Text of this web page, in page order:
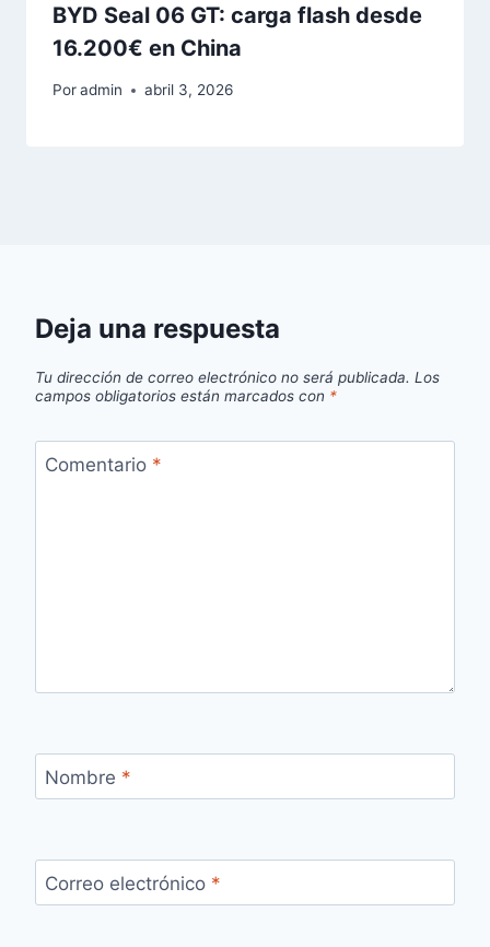
BYD Seal 06 GT: carga flash desde
16.200€ en China
Poradmin abril 3, 2026
Deja una respuesta
Tu dirección de correo electrónico no será publicada. Los
campos obligatorios están marcados con *
Comentario *
Nombre *
Correo electrónico *